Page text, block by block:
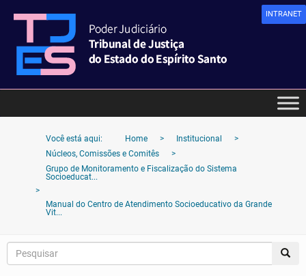
INTRANET
Você está aqui: Home > Institucional
>
Núcleos, Comissões e Comitês
>
Grupo de Monitoramento e Fiscalização do Sistema
Socioeducat...
>
Manual do Centro de Atendimento Socioeducativo da Grande
Vit...